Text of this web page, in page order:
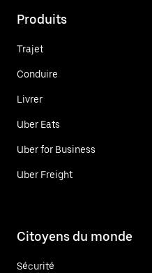
Produits
Trajet
Conduire
Livrer
Uber Eats
Uber for Business
Uber Freight
Citoyens du monde
Sécurité